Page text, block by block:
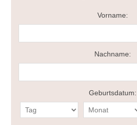
Vorname:
Nachname:
Geburtsdatum: